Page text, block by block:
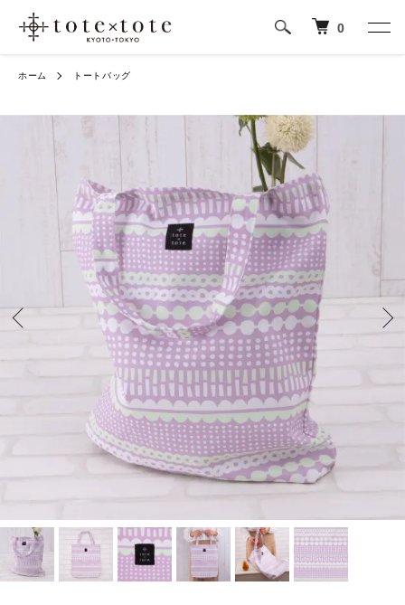
0
ホーム トートバッグ